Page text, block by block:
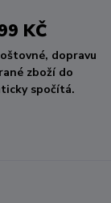
KČ
dopravu
zboží do
spočítá.